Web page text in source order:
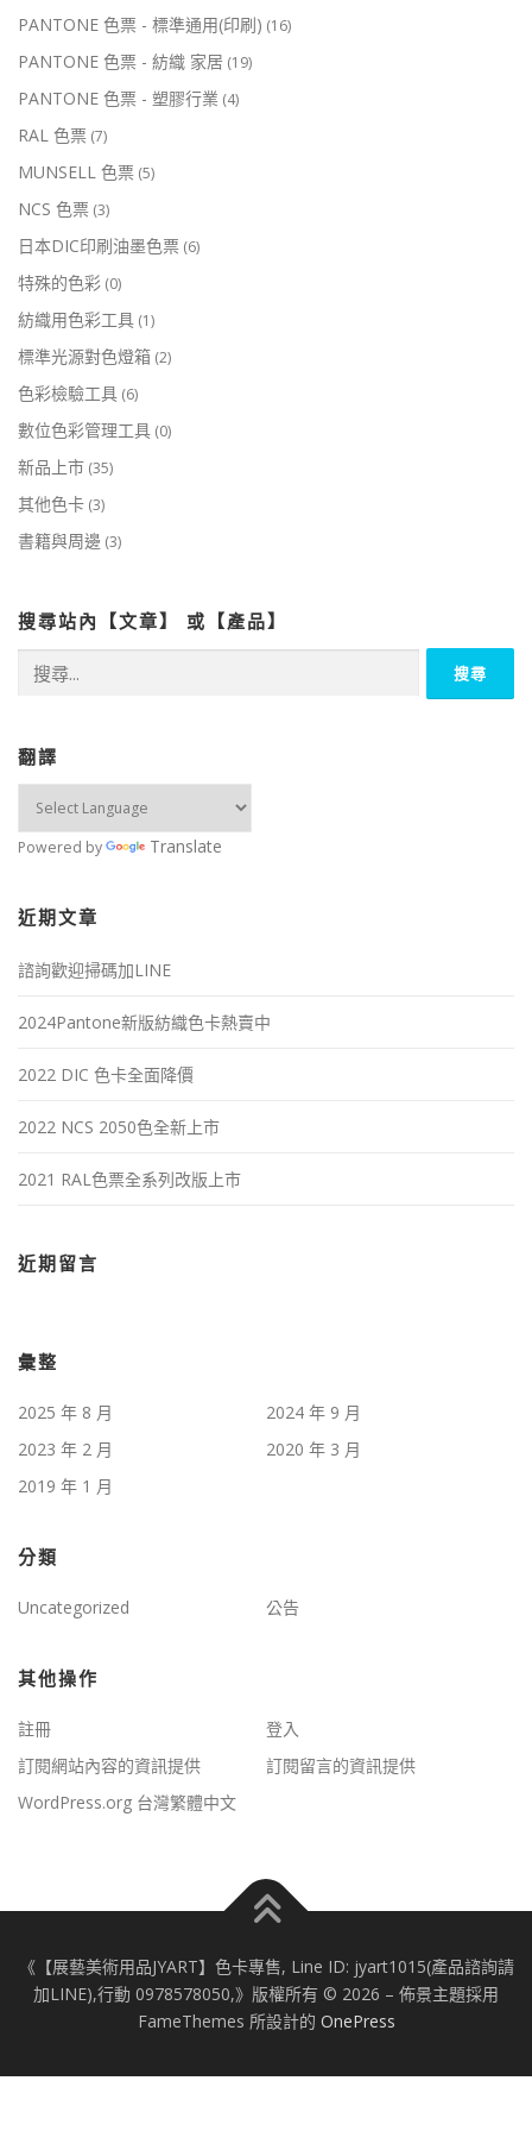
PANTONE 色票 - 標準通用(印刷) (16)
PANTONE 色票 - 紡織 家居 (19)
PANTONE 色票 - 塑膠行業 (4)
RAL 色票 (7)
MUNSELL 色票 (5)
NCS 色票 (3)
日本DIC印刷油墨色票 (6)
特殊的色彩 (0)
紡織用色彩工具 (1)
標準光源對色燈箱 (2)
色彩檢驗工具 (6)
數位色彩管理工具 (0)
新品上市 (35)
其他色卡 (3)
書籍與周邊 (3)
搜尋站內【文章】 或【產品】
字:
翻譯
Powered by Translate
近期文章
諮詢歡迎掃碼加LINE
2024Pantone新版紡織色卡熱賣中
2022 DIC 色卡全面降價
2022 NCS 2050色全新上市
2021 RAL色票全系列改版上市
近期留言
彙整
2025 年 8 月
2024 年 9 月
2023 年 2 月
2020 年 3 月
2019 年 1 月
分類
Uncategorized 公告
其他操作
註冊
登入
訂閱網站內容的資訊提供
訂閱留言的資訊提供
WordPress.org 台灣繁體中文
《【展藝美術用品JYART】色卡專售, Line ID: jyart1015(產品諮詢請
加LINE),行動 0978578050,》版權所有 © 2026 – 佈景主題採用
FameThemes 所設計的 OnePress